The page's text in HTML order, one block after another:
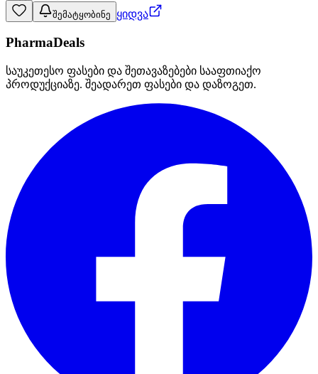
შემატყობინე ყიდვა
PharmaDeals
საუკეთესო ფასები და შეთავაზებები სააფთიაქო
პროდუქციაზე. შეადარეთ ფასები და დაზოგეთ.